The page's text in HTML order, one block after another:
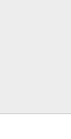
a
Speedy
il preventivo